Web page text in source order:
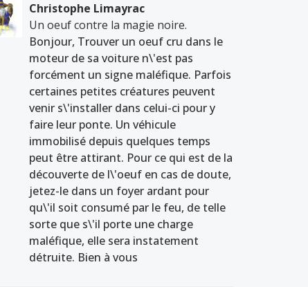
Christophe Limayrac
Un oeuf contre la magie noire.
Bonjour, Trouver un oeuf cru dans le
moteur de sa voiture n\'est pas
forcément un signe maléfique. Parfois
certaines petites créatures peuvent
venir s\'installer dans celui-ci pour y
faire leur ponte. Un véhicule
immobilisé depuis quelques temps
peut être attirant. Pour ce qui est de la
découverte de l\'oeuf en cas de doute,
jetez-le dans un foyer ardant pour
qu\'il soit consumé par le feu, de telle
sorte que s\'il porte une charge
maléfique, elle sera instatement
détruite. Bien à vous